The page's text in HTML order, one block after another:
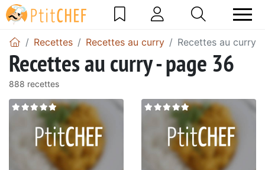
Recettes Recettes au curry Recettes au curry
Recettes au curry - page 36
888 recettes